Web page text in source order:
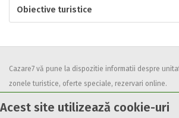
Acest site utilizează cookie-uri
Obiective turistice
Cazare7 vă pune la dispozitie informatii despre
zonele turistice, oferte speciale, rezervari online.
condițiile de utilizare.